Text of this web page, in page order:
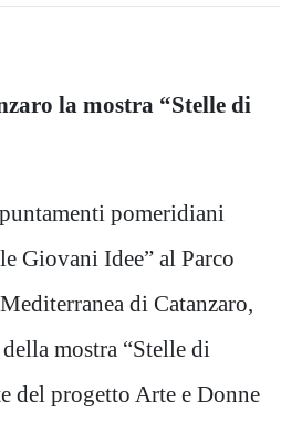
la mostra “Stelle di
pomeridiani
Giovani Idee” al Parco
di Catanzaro,
mostra “Stelle di
del progetto Arte e Donne